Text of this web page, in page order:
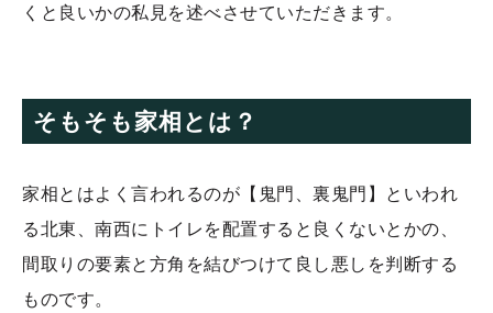
くと良いかの私見を述べさせていただきます。
そもそも家相とは？
家相とはよく言われるのが【鬼門、裏鬼門】といわれ
る北東、南西にトイレを配置すると良くないとかの、
間取りの要素と方角を結びつけて良し悪しを判断する
ものです。